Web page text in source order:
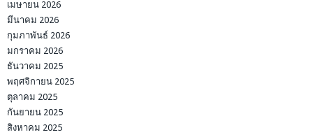
เมษายน 2026
มีนาคม 2026
กุมภาพันธ์ 2026
มกราคม 2026
ธันวาคม 2025
พฤศจิกายน 2025
ตุลาคม 2025
กันยายน 2025
สิงหาคม 2025